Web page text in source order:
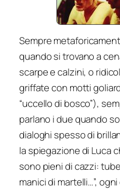
Sempre
quando si trovano a
scarpe e calzini, o
griffate con motti
“uccello di bosco”),
parlano i due quando
dialoghi spesso di
la spiegazione di Luca
sono pieni di cazzi:
manici di martelli…”,